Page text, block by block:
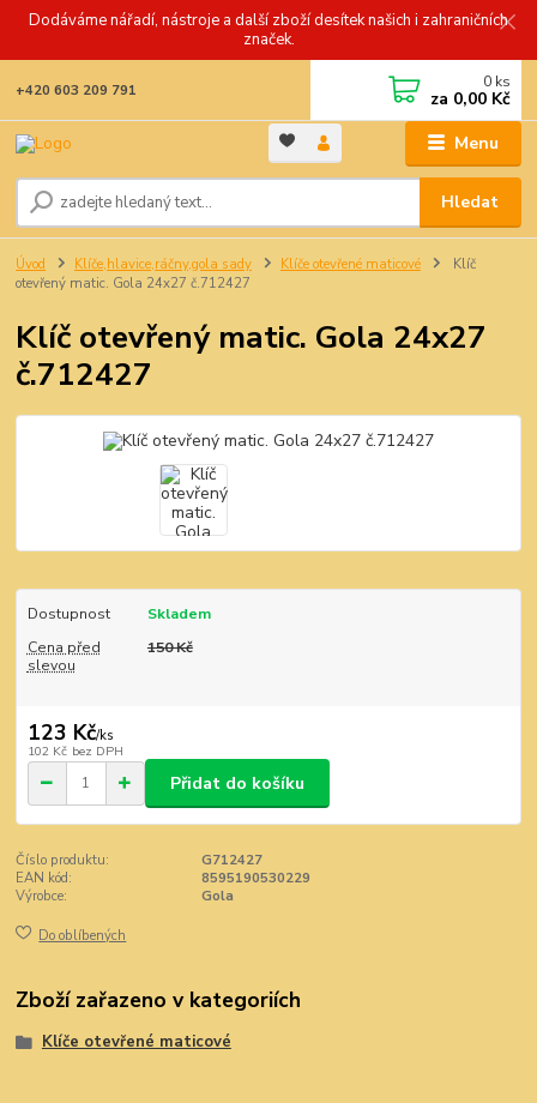
Dodáváme nářadí, nástroje a další zboží desítek našich i zahraničních
značek.
Menu
Hledat
+420 603 209 791 0 ks
za 0,00 Kč
Úvod Klíče,hlavice,ráčny,gola sady Klíče otevřené maticové
Klíč
otevřený matic. Gola 24x27 č.712427
Klíč otevřený matic. Gola 24x27
č.712427
Dostupnost
Skladem
Cena před
slevou
150 Kč
123 Kč/ks
102 Kč bez DPH
Přidat do košíku
Číslo produktu:
G712427
EAN kód:
8595190530229
Výrobce:
Gola
Do oblíbených
Zboží zařazeno v kategoriích
Klíče otevřené maticové